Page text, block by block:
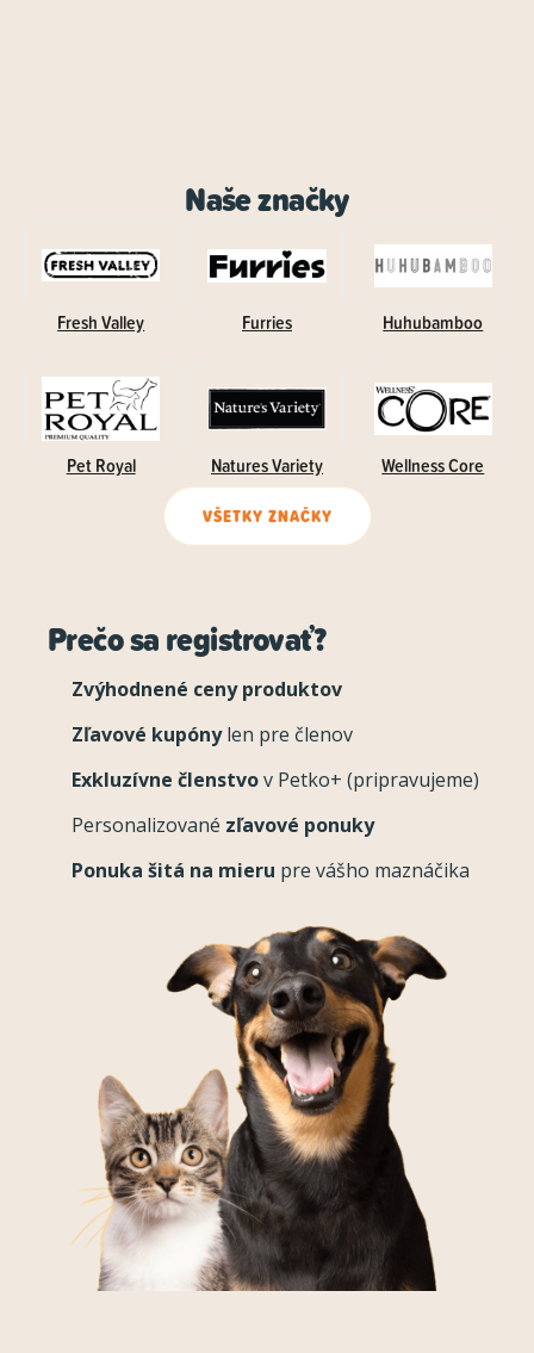
Naše značky
Fresh Valley Furries Huhubamboo
Pet Royal Natures Variety Wellness Core
VŠETKY ZNAČKY
Prečo sa registrovať?
Zvýhodnené ceny produktov
Zľavové kupónylen pre členov
Exkluzívne členstvov Petko+ (pripravujeme)
Personalizované zľavové ponuky
Ponuka šitá na mieru pre vášho maznáčika